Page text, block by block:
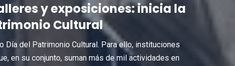
y exposiciones: inicia la
Cultural
Día del Patrimonio Cultural. Para ello, instituciones
en su conjunto, suman más de mil actividades en